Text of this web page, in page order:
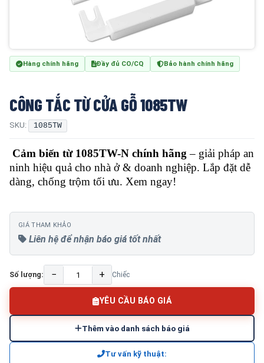
Hàng chính hãng Đầy đủ CO/CQ Bảo hành chính hãng
CÔNG TẮC TỪ CỬA GỖ 1085TW
SKU: 1085TW
Cảm biến từ 1085TW-N chính hãng – giải pháp an
ninh hiệu quả cho nhà ở & doanh nghiệp. Lắp đặt dễ
dàng, chống trộm tối ưu. Xem ngay!
GIÁ THAM KHẢO
Liên hệ để nhận báo giá tốt nhất
Số lượng: − + Chiếc
YÊU CẦU BÁO GIÁ
Thêm vào danh sách báo giá
Tư vấn kỹ thuật: